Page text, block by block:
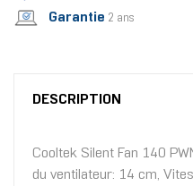
Garantie 2 ans
DESCRIPTION
Cooltek Silent Fan 140
du ventilateur: 14 cm,